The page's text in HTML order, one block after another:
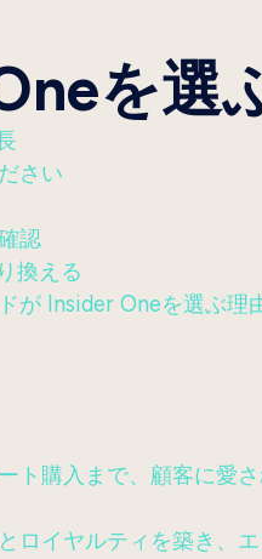
を選
さい
認
換える
が Insider Oneを選ぶ理
ト購入まで、顧客に愛
ロイヤルティを築き、